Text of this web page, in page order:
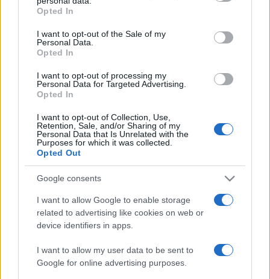
grant or deny consent to Google and its third-party tags to
use your data for below specified purposes in below Google
consent section.
Opted In
I want to opt-out of the Sale of my
Personal Data.
Opted In
I want to opt-out of processing my
Personal Data for Targeted Advertising.
Opted In
I want to opt-out of Collection, Use,
Retention, Sale, and/or Sharing of my
Personal Data that Is Unrelated with the
Purposes for which it was collected.
Opted Out
Google consents
I want to allow Google to enable storage
related to advertising like cookies on web or
device identifiers in apps.
I want to allow my user data to be sent to
Google for online advertising purposes.
Helyi hírek
HÍRDETÉS
HÍRDETÉS
LEGOLVASOTTABB